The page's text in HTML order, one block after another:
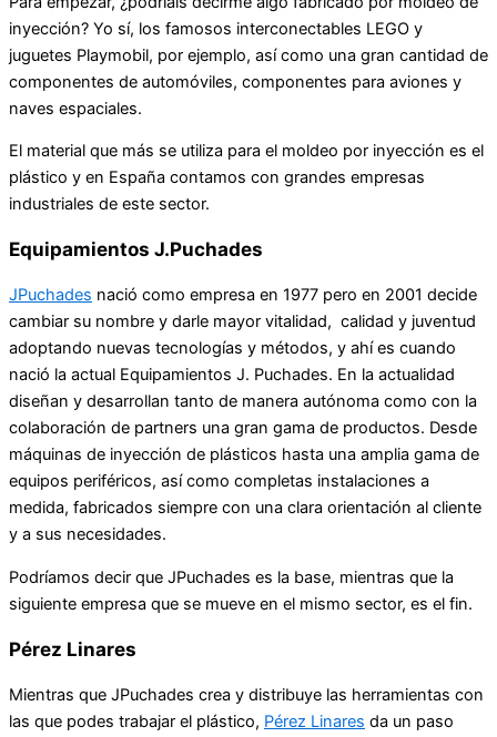
inyección? Yo sí, los famosos interconectables LEGO y
juguetes Playmobil, por ejemplo, así como una gran cantidad de
componentes de automóviles, componentes para aviones y
naves espaciales.
El material que más se utiliza para el moldeo por inyección es el
plástico y en España contamos con grandes empresas
industriales de este sector.
Equipamientos J.Puchades
JPuchades nació como empresa en 1977 pero en 2001 decide
cambiar su nombre y darle mayor vitalidad, calidad y juventud
adoptando nuevas tecnologías y métodos, y ahí es cuando
nació la actual Equipamientos J. Puchades. En la actualidad
diseñan y desarrollan tanto de manera autónoma como con la
colaboración de partners una gran gama de productos. Desde
máquinas de inyección de plásticos hasta una amplia gama de
equipos periféricos, así como completas instalaciones a
medida, fabricados siempre con una clara orientación al cliente
y a sus necesidades.
Podríamos decir que JPuchades es la base, mientras que la
siguiente empresa que se mueve en el mismo sector, es el fin.
Pérez Linares
Mientras que JPuchades crea y distribuye las herramientas con
las que podes trabajar el plástico, Pérez Linares da un paso